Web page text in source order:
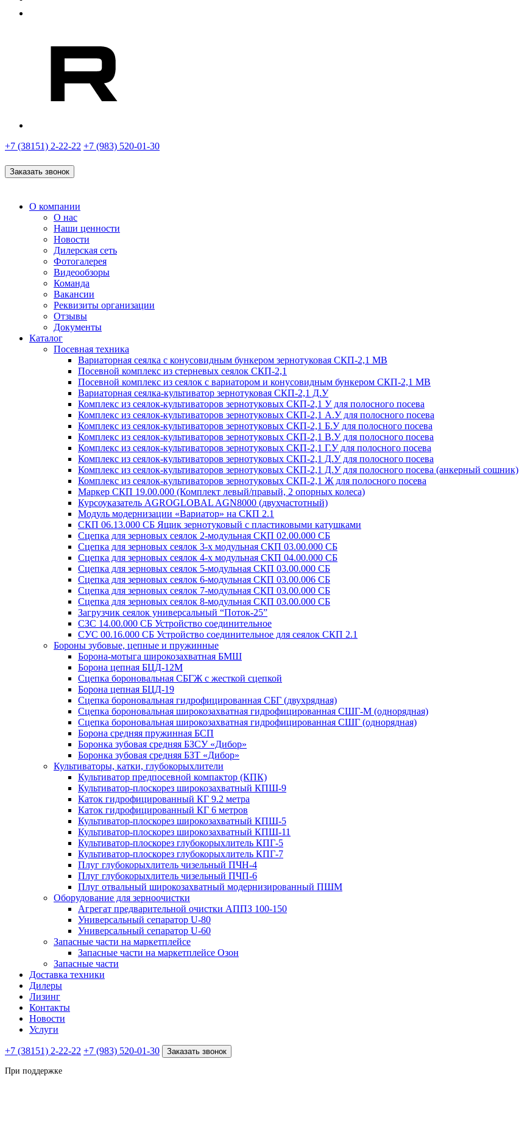
+7 (38151) 2-22-22 +7 (983) 520-01-30
Заказать звонок
О компании
О нас
Наши ценности
Новости
Дилерская сеть
Фотогалерея
Видеообзоры
Команда
Вакансии
Реквизиты организации
Отзывы
Документы
Каталог
Посевная техника
Вариаторная сеялка с конусовидным бункером зернотуковая СКП-2,1 МВ
Посевной комплекс из стерневых сеялок СКП-2,1
Посевной комплекс из сеялок с вариатором и конусовидным бункером СКП-2,1 МВ
Вариаторная сеялка-культиватор зернотуковая СКП-2,1 Д.У
Комплекс из сеялок-культиваторов зернотуковых СКП-2,1 У для полосного посева
Комплекс из сеялок-культиваторов зернотуковых СКП-2,1 А.У для полосного посева
Комплекс из сеялок-культиваторов зернотуковых СКП-2,1 Б.У для полосного посева
Комплекс из сеялок-культиваторов зернотуковых СКП-2,1 В.У для полосного посева
Комплекс из сеялок-культиваторов зернотуковых СКП-2,1 Г.У для полосного посева
Комплекс из сеялок-культиваторов зернотуковых СКП-2,1 Д.У для полосного посева
Комплекс из сеялок-культиваторов зернотуковых СКП-2,1 Д.У для полосного посева (анкерный сошник)
Комплекс из сеялок-культиваторов зернотуковых СКП-2,1 Ж для полосного посева
Маркер СКП 19.00.000 (Комплект левый/правый, 2 опорных колеса)
Курсоуказатель AGROGLOBAL AGN8000 (двухчастотный)
Модуль модернизации «Вариатор» на СКП 2.1
СКП 06.13.000 СБ Ящик зернотуковый с пластиковыми катушками
Сцепка для зерновых сеялок 2-модульная СКП 02.00.000 СБ
Сцепка для зерновых сеялок 3-х модульная СКП 03.00.000 СБ
Сцепка для зерновых сеялок 4-х модульная СКП 04.00.000 СБ
Сцепка для зерновых сеялок 5-модульная СКП 03.00.000 СБ
Сцепка для зерновых сеялок 6-модульная СКП 03.00.006 СБ
Сцепка для зерновых сеялок 7-модульная СКП 03.00.000 СБ
Сцепка для зерновых сеялок 8-модульная СКП 03.00.000 СБ
Загрузчик сеялок универсальный “Поток-25”
СЗС 14.00.000 СБ Устройство соединительное
СУС 00.16.000 СБ Устройство соединительное для сеялок СКП 2.1
Бороны зубовые, цепные и пружинные
Борона-мотыга широкозахватная БМШ
Борона цепная БЦД-12М
Сцепка бороновальная СБГЖ с жесткой сцепкой
Борона цепная БЦД-19
Сцепка бороновальная гидрофицированная СБГ (двухрядная)
Сцепка бороновальная широкозахватная гидрофицированная СШГ-М (однорядная)
Сцепка бороновальная широкозахватная гидрофицированная СШГ (однорядная)
Борона средняя пружинная БСП
Боронка зубовая средняя БЗСУ «Дибор»
Боронка зубовая средняя БЗТ «Дибор»
Культиваторы, катки, глубокорыхлители
Культиватор предпосевной компактор (КПК)
Культиватор-плоскорез широкозахватный КПШ-9
Каток гидрофицированный КГ 9.2 метра
Каток гидрофицированный КГ 6 метров
Культиватор-плоскорез широкозахватный КПШ-5
Культиватор-плоскорез широкозахватный КПШ-11
Культиватор-плоскорез глубокорыхлитель КПГ-5
Культиватор-плоскорез глубокорыхлитель КПГ-7
Плуг глубокорыхлитель чизельный ПЧН-4
Плуг глубокорыхлитель чизельный ПЧП-6
Плуг отвальный широкозахватный модернизированный ПШМ
Оборудование для зерноочистки
Агрегат предварительной очистки АППЗ 100-150
Универсальный сепаратор U-80
Универсальный сепаратор U-60
Запасные части на маркетплейсе
Запасные части на маркетплейсе Озон
Запасные части
Доставка техники
Дилеры
Лизинг
Контакты
Новости
Услуги
+7 (38151) 2-22-22 +7 (983) 520-01-30 Заказать звонок
При поддержке